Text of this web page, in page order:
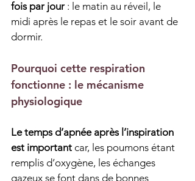
fois par jour : le matin au réveil, le
midi après le repas et le soir avant de
dormir.
Pourquoi cette respiration
fonctionne : le mécanisme
physiologique
Le temps d’apnée après l’inspiration
est important car, les poumons étant
remplis d’oxygène, les échanges
gazeux se font dans de bonnes